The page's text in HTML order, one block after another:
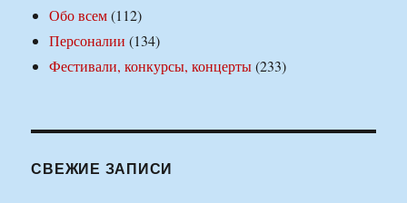
Обо всем(112)
Персоналии (134)
Фестивали, конкурсы, концерты(233)
СВЕЖИЕ ЗАПИСИ